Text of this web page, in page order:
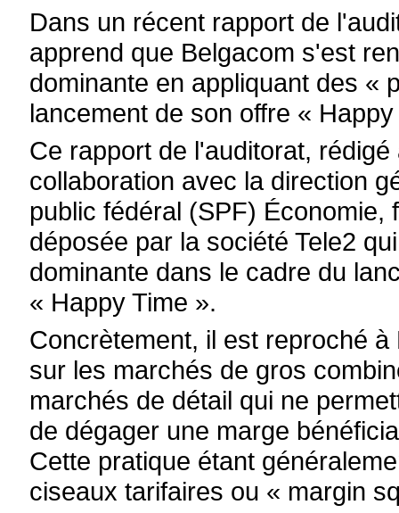
Dans un récent rapport de
apprend que Belgacom s'est
dominante en appliquant des «
lancement de son offre «
Ce rapport de l'auditorat,
collaboration avec la direction
public fédéral (SPF) Économie,
déposée par la société Tele2
dominante dans le cadre du
« Happy Time ».
Concrètement, il est reproché
sur les marchés de gros
marchés de détail qui ne
de dégager une marge
Cette pratique étant
ciseaux tarifaires ou « margin